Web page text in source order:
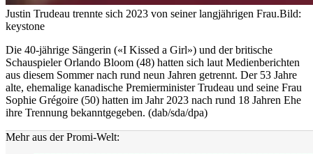
Justin Trudeau trennte sich 2023 von seiner langjährigen Frau.Bild:
keystone
Die 40-jährige Sängerin («I Kissed a Girl») und der britische
Schauspieler Orlando Bloom (48) hatten sich laut Medienberichten
aus diesem Sommer nach rund neun Jahren getrennt. Der 53 Jahre
alte, ehemalige kanadische Premierminister Trudeau und seine Frau
Sophie Grégoire (50) hatten im Jahr 2023 nach rund 18 Jahren Ehe
ihre Trennung bekanntgegeben. (dab/sda/dpa)
Mehr aus der Promi-Welt: